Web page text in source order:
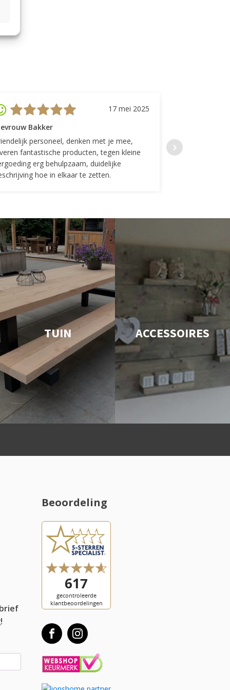
17 mei 2025
Bakker
personeel, denken met je mee,
fantastische producten, tegen kleine
erg behulpzaam, duidelijke
hoe in elkaar te zetten.
Top geregeld!
indelingen die
TUIN ACCESSOIRES
Beoordeling